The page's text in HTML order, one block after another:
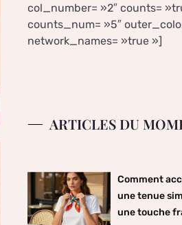
col_number= »2″ counts=
counts_num= »5″
network_names= »true »]
ARTICLES DU
Comment
une tenue
une touche